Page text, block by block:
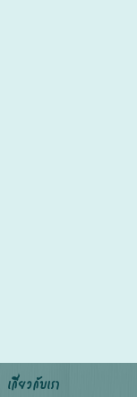
เกี่ยวกับเรา